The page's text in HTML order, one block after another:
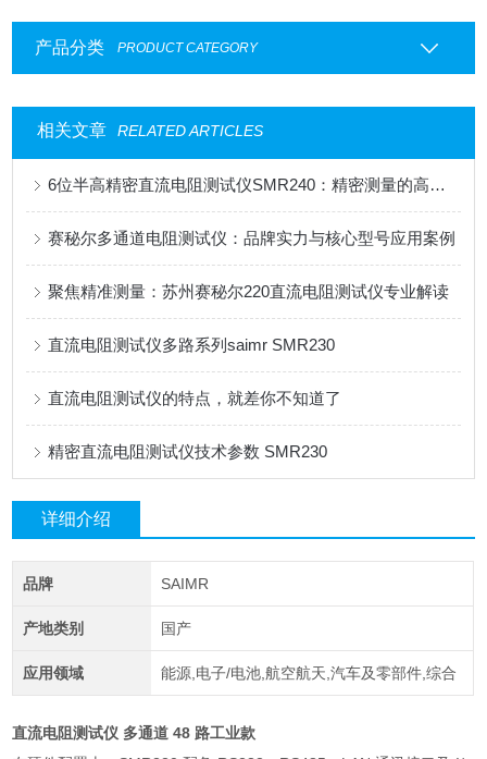
产品分类 PRODUCT CATEGORY
相关文章 RELATED ARTICLES
6位半高精密直流电阻测试仪SMR240：精密测量的高效之选
赛秘尔多通道电阻测试仪：品牌实力与核心型号应用案例
聚焦精准测量：苏州赛秘尔220直流电阻测试仪专业解读
直流电阻测试仪多路系列saimr SMR230
直流电阻测试仪的特点，就差你不知道了
精密直流电阻测试仪技术参数 SMR230
详细介绍
品牌 SAIMR
产地类别 国产
应用领域 能源,电子/电池,航空航天,汽车及零部件,综合
直流电阻测试仪 多通道 48 路工业款